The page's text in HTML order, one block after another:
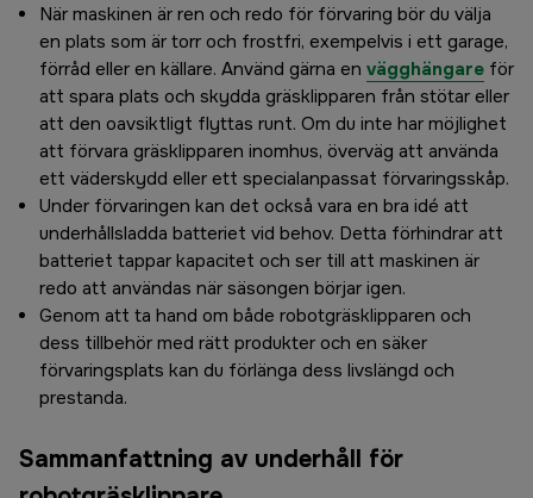
När maskinen är ren och redo för förvaring bör du välja
en plats som är torr och frostfri, exempelvis i ett garage,
förråd eller en källare. Använd gärna en vägghängare för
att spara plats och skydda gräsklipparen från stötar eller
att den oavsiktligt flyttas runt. Om du inte har möjlighet
att förvara gräsklipparen inomhus, överväg att använda
ett väderskydd eller ett specialanpassat förvaringsskåp.
Under förvaringen kan det också vara en bra idé att
underhållsladda batteriet vid behov. Detta förhindrar att
batteriet tappar kapacitet och ser till att maskinen är
redo att användas när säsongen börjar igen.
Genom att ta hand om både robotgräsklipparen och
dess tillbehör med rätt produkter och en säker
förvaringsplats kan du förlänga dess livslängd och
prestanda.
Sammanfattning av underhåll för